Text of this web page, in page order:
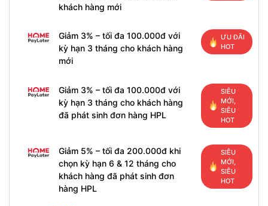
khách hàng mới
Giảm 3% – tối đa 100.000đ với
kỳ hạn 3 tháng cho khách hàng
mới
ƯU ĐÃI
HOT
Giảm 3% – tối đa 100.000đ với
kỳ hạn 3 tháng cho khách hàng
đã phát sinh đơn hàng HPL
SIÊU
MỚI,
SIÊU
HOT
Giảm 5% – tối đa 200.000đ khi
chọn kỳ hạn 6 & 12 tháng cho
khách hàng đã phát sinh đơn
hàng HPL
SIÊU
MỚI,
SIÊU
HOT